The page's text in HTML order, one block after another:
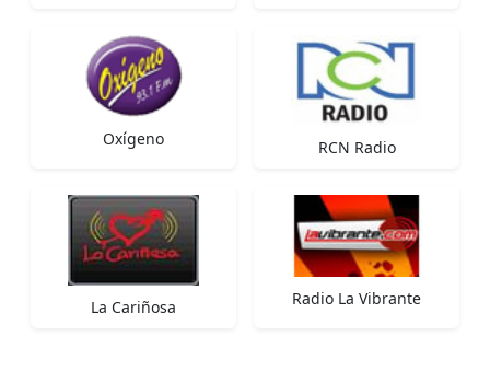
Oxígeno RCN Radio
La Cariñosa Radio La Vibrante